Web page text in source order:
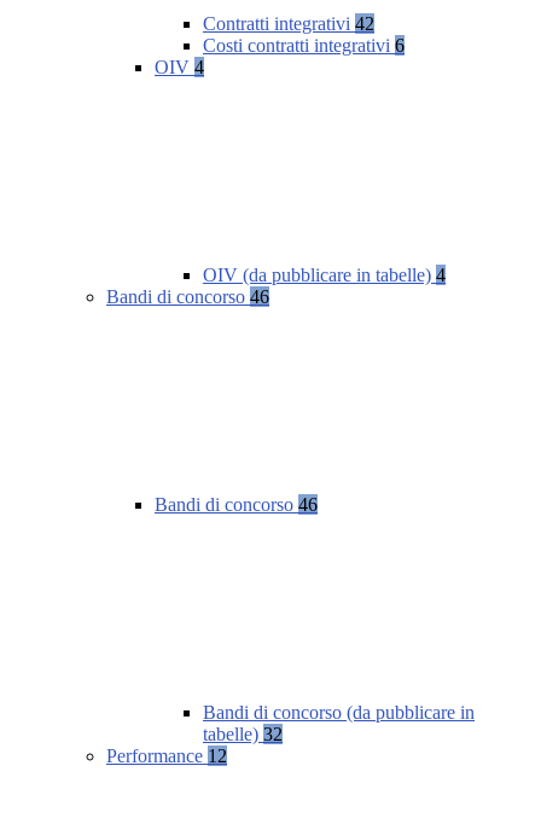
Contratti integrativi 42
Costi contratti integrativi 6
OIV 4
OIV (da pubblicare in tabelle) 4
Bandi di concorso 46
Bandi di concorso 46
Bandi di concorso (da pubblicare in
tabelle) 32
Performance 12